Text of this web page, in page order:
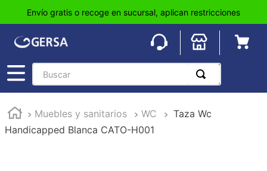
Envío gratis o recoge en sucursal, aplican restricciones
Buscar
Muebles y sanitarios WC
Taza Wc
Handicapped Blanca CATO-H001
1.
pisos
2.
loseta